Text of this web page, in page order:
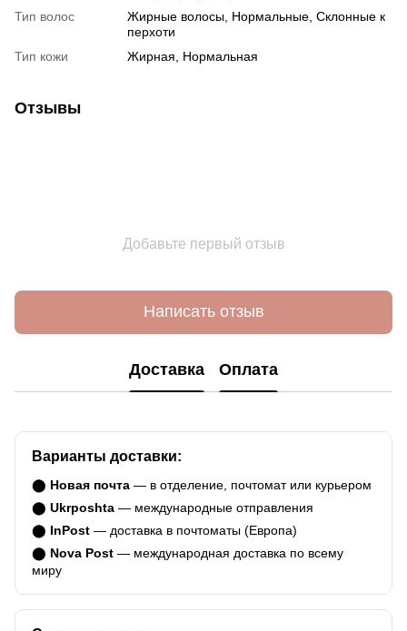
Тип волос
Жирные волосы, Нормальные, Склонные к
перхоти
Тип кожи
Жирная, Нормальная
Отзывы
Добавьте первый отзыв
Написать отзыв
Доставка Оплата
Варианты доставки:
⬤ Новая почта — в отделение, почтомат или курьером
⬤ Ukrposhta — международные отправления
⬤ InPost — доставка в почтоматы (Европа)
⬤ Nova Post — международная доставка по всему
миру